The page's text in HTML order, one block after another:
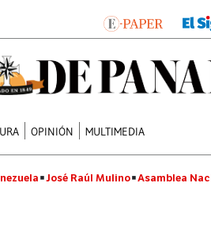
OPINIÓN MULTIMEDIA
José Raúl Mulino Asamblea